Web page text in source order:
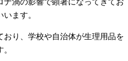
渦の影響で顕著になってきてお
ます。
り、学校や自治体が生理用品を